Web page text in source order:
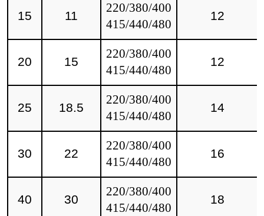
15 11
220/380/400
415/440/480
12
20 15
220/380/400
415/440/480
12
25 18.5
220/380/400
415/440/480
14
30 22
220/380/400
415/440/480
16
40 30
220/380/400
415/440/480
18